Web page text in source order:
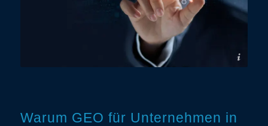
AdobeStock_379559091
Warum GEO für Unternehmen in